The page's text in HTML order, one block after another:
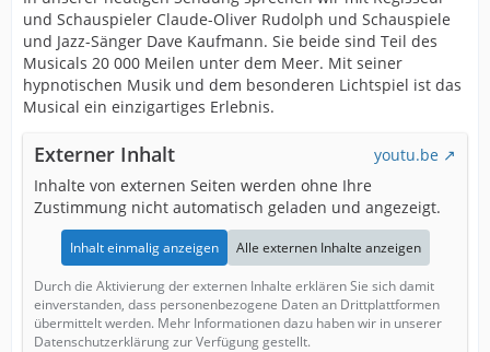
und Schauspieler Claude-Oliver Rudolph und Schauspiele
und Jazz-Sänger Dave Kaufmann. Sie beide sind Teil des
Musicals 20 000 Meilen unter dem Meer. Mit seiner
hypnotischen Musik und dem besonderen Lichtspiel ist das
Musical ein einzigartiges Erlebnis.
Externer Inhalt
youtu.be
Inhalte von externen Seiten werden ohne Ihre
Zustimmung nicht automatisch geladen und angezeigt.
Inhalt einmalig anzeigen Alle externen Inhalte anzeigen
Durch die Aktivierung der externen Inhalte erklären Sie sich damit
einverstanden, dass personenbezogene Daten an Drittplattformen
übermittelt werden. Mehr Informationen dazu haben wir in unserer
Datenschutzerklärung zur Verfügung gestellt.